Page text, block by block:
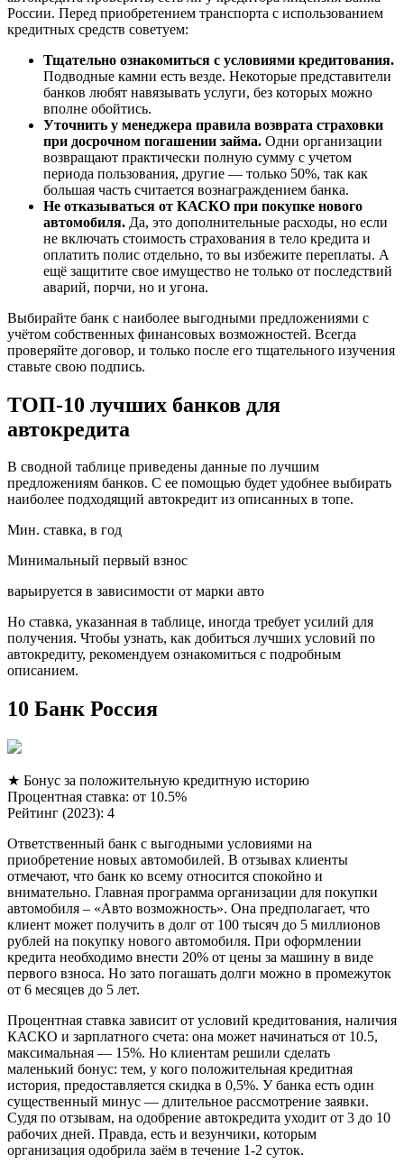
России. Перед приобретением транспорта с использованием
кредитных средств советуем:
Тщательно ознакомиться с условиями кредитования.
Подводные камни есть везде. Некоторые представители
банков любят навязывать услуги, без которых можно
вполне обойтись.
Уточнить у менеджера правила возврата страховки
при досрочном погашении займа. Одни организации
возвращают практически полную сумму с учетом
периода пользования, другие — только 50%, так как
большая часть считается вознаграждением банка.
Не отказываться от КАСКО при покупке нового
автомобиля. Да, это дополнительные расходы, но если
не включать стоимость страхования в тело кредита и
оплатить полис отдельно, то вы избежите переплаты. А
ещё защитите свое имущество не только от последствий
аварий, порчи, но и угона.
Выбирайте банк с наиболее выгодными предложениями с
учётом собственных финансовых возможностей. Всегда
проверяйте договор, и только после его тщательного изучения
ставьте свою подпись.
ТОП-10 лучших банков для
автокредита
В сводной таблице приведены данные по лучшим
предложениям банков. С ее помощью будет удобнее выбирать
наиболее подходящий автокредит из описанных в топе.
Мин. ставка, в год
Минимальный первый взнос
варьируется в зависимости от марки авто
Но ставка, указанная в таблице, иногда требует усилий для
получения. Чтобы узнать, как добиться лучших условий по
автокредиту, рекомендуем ознакомиться с подробным
описанием.
10 Банк Россия
★ Бонус за положительную кредитную историю
Процентная ставка: от 10.5%
Рейтинг (2023): 4
Ответственный банк с выгодными условиями на
приобретение новых автомобилей. В отзывах клиенты
отмечают, что банк ко всему относится спокойно и
внимательно. Главная программа организации для покупки
автомобиля – «Авто возможность». Она предполагает, что
клиент может получить в долг от 100 тысяч до 5 миллионов
рублей на покупку нового автомобиля. При оформлении
кредита необходимо внести 20% от цены за машину в виде
первого взноса. Но зато погашать долги можно в промежуток
от 6 месяцев до 5 лет.
Процентная ставка зависит от условий кредитования, наличия
КАСКО и зарплатного счета: она может начинаться от 10.5,
максимальная — 15%. Но клиентам решили сделать
маленький бонус: тем, у кого положительная кредитная
история, предоставляется скидка в 0,5%. У банка есть один
существенный минус — длительное рассмотрение заявки.
Судя по отзывам, на одобрение автокредита уходит от 3 до 10
рабочих дней. Правда, есть и везунчики, которым
организация одобрила заём в течение 1-2 суток.